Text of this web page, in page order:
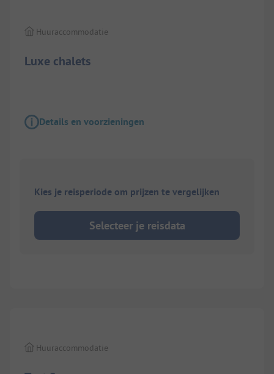
Luxe chalets
Huuraccommodatie
Details en voorzieningen
Kies je reisperiode om prijzen te vergelijken
Selecteer je reisdata
Huuraccommodatie